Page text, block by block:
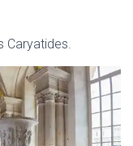
Caryatides.